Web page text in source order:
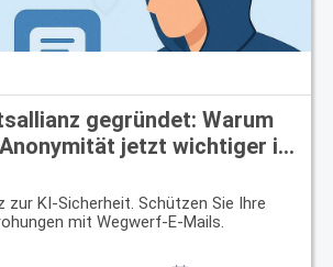
gegründet: Warum
jetzt wichtiger ist
zur KI-Sicherheit. Schützen Sie Ihre
mit Wegwerf-E-Mails.